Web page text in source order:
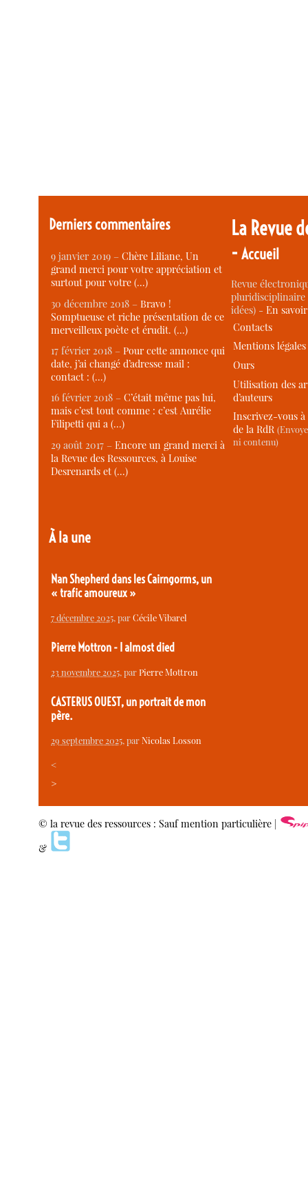
Derniers commentaires
9 janvier 2019 –Chère Liliane, Un
grand merci pour votre appréciation et
surtout pour votre (…)
30 décembre 2018 –Bravo !
Somptueuse et riche présentation de ce
merveilleux poète et érudit. (…)
17 février 2018 –Pour cette annonce qui
date, j’ai changé d’adresse mail :
contact : (…)
16 février 2018 –C’était même pas lui,
mais c’est tout comme : c’est Aurélie
Filipetti qui a (…)
29 août 2017 –Encore un grand merci à
la Revue des Ressources, à Louise
Desrenards et (…)
À la une
Nan Shepherd dans les Cairngorms, un
« trafic amoureux »
7 décembre 2025, parCécile Vibarel
Pierre Mottron - I almost died
23 novembre 2025, parPierre Mottron
CASTERUS OUEST, un portrait de mon
père.
29 septembre 2025, parNicolas Losson
<
>
La Revue
-Accueil
Revue
idées) -En
Contacts
Mentions légales
Ours
Utilisation des
d’auteurs
Inscrivez-vous
de la RdR
ni contenu)
© la revue des ressources : Sauf mention particulière |
&